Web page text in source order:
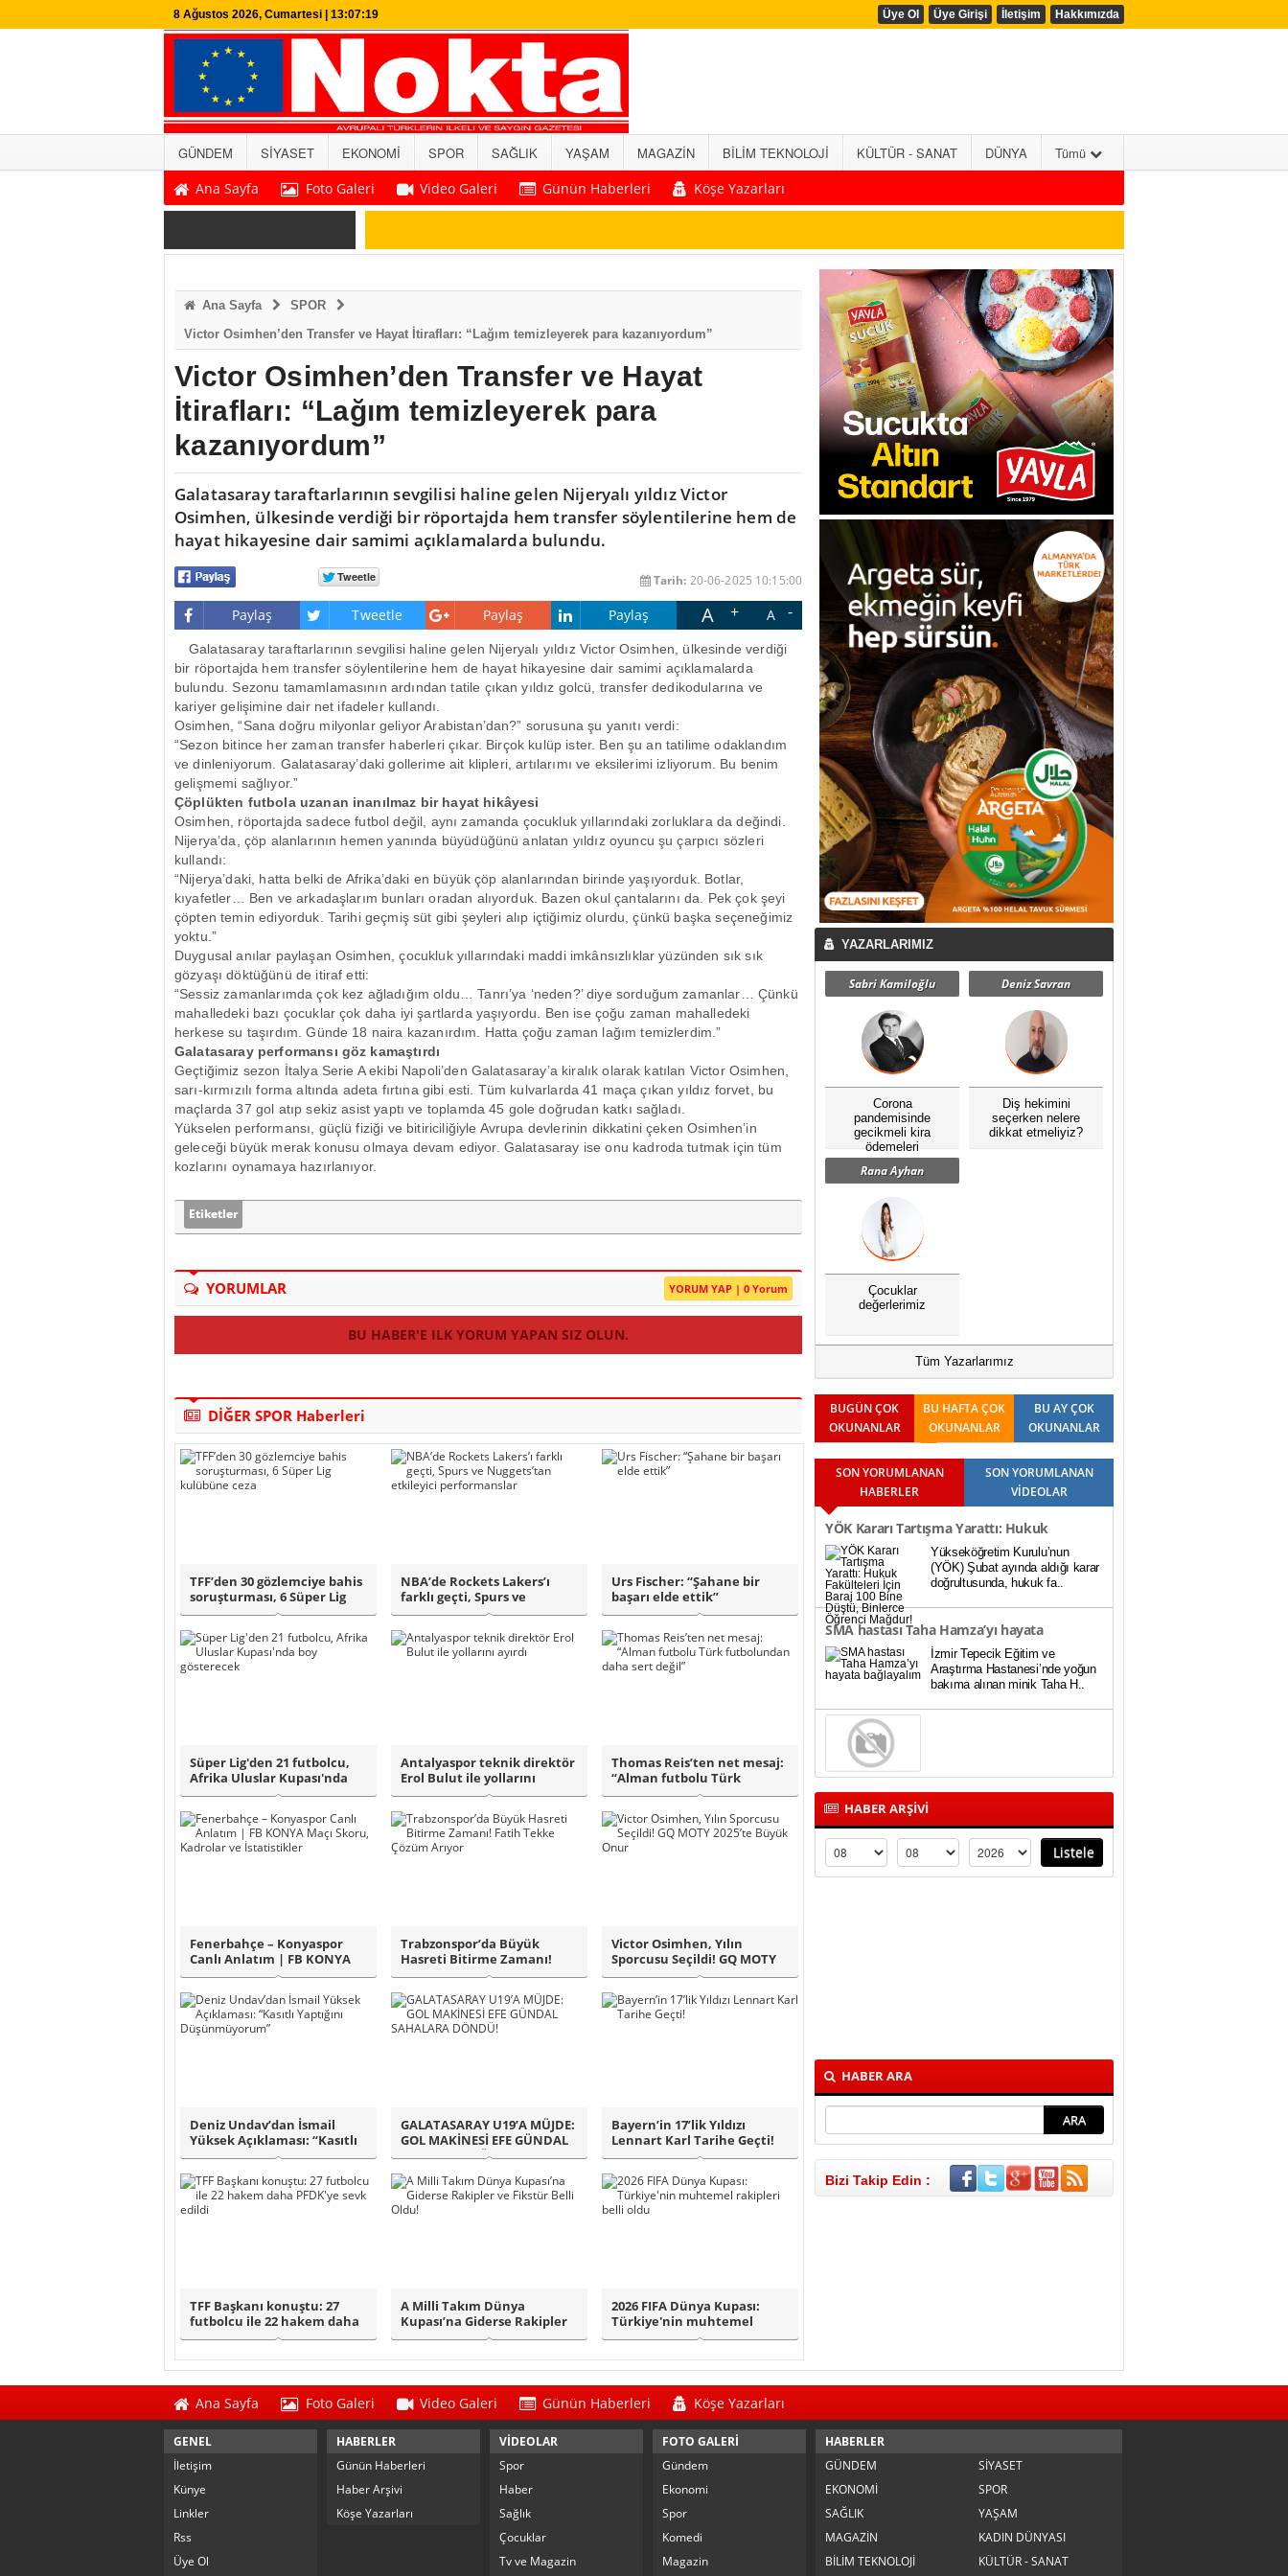
8 Ağustos 2026, Cumartesi | 13:07:20 Üye Ol Üye Girişi İletişim Hakkımızda
GÜNDEM SİYASET EKONOMİ SPOR SAĞLIK YAŞAM MAGAZİN BİLİM TEKNOLOJİ KÜLTÜR - SANAT DÜNYA
Tümü
Ana Sayfa
Foto Galeri Video Galeri Günün Haberleri Köşe Yazarları
Ana Sayfa
SPOR
Victor Osimhen’den Transfer ve Hayat İtirafları: “Lağım temizleyerek para kazanıyordum”
Victor Osimhen’den Transfer ve Hayat
İtirafları: “Lağım temizleyerek para
kazanıyordum”
Galatasaray taraftarlarının sevgilisi haline gelen Nijeryalı yıldız Victor
Osimhen, ülkesinde verdiği bir röportajda hem transfer söylentilerine hem de
hayat hikayesine dair samimi açıklamalarda bulundu.
Tarih: 20-06-2025 10:15:00
Paylaş Tweetle Paylaş Paylaş A A
Galatasaray taraftarlarının sevgilisi haline gelen Nijeryalı yıldız Victor Osimhen, ülkesinde verdiği
bir röportajda hem transfer söylentilerine hem de hayat hikayesine dair samimi açıklamalarda
bulundu. Sezonu tamamlamasının ardından tatile çıkan yıldız golcü, transfer dedikodularına ve
kariyer gelişimine dair net ifadeler kullandı.
Osimhen, “Sana doğru milyonlar geliyor Arabistan’dan?” sorusuna şu yanıtı verdi:
“Sezon bitince her zaman transfer haberleri çıkar. Birçok kulüp ister. Ben şu an tatilime odaklandım
ve dinleniyorum. Galatasaray’daki gollerime ait klipleri, artılarımı ve eksilerimi izliyorum. Bu benim
gelişmemi sağlıyor.”
Çöplükten futbola uzanan inanılmaz bir hayat hikâyesi
Osimhen, röportajda sadece futbol değil, aynı zamanda çocukluk yıllarındaki zorluklara da değindi.
Nijerya’da, çöp alanlarının hemen yanında büyüdüğünü anlatan yıldız oyuncu şu çarpıcı sözleri
kullandı:
“Nijerya’daki, hatta belki de Afrika’daki en büyük çöp alanlarından birinde yaşıyorduk. Botlar,
kıyafetler… Ben ve arkadaşlarım bunları oradan alıyorduk. Bazen okul çantalarını da. Pek çok şeyi
çöpten temin ediyorduk. Tarihi geçmiş süt gibi şeyleri alıp içtiğimiz olurdu, çünkü başka seçeneğimiz
yoktu.”
Duygusal anılar paylaşan Osimhen, çocukluk yıllarındaki maddi imkânsızlıklar yüzünden sık sık
gözyaşı döktüğünü de itiraf etti:
“Sessiz zamanlarımda çok kez ağladığım oldu… Tanrı’ya ‘neden?’ diye sorduğum zamanlar… Çünkü
mahalledeki bazı çocuklar çok daha iyi şartlarda yaşıyordu. Ben ise çoğu zaman mahalledeki
herkese su taşırdım. Günde 18 naira kazanırdım. Hatta çoğu zaman lağım temizlerdim.”
Galatasaray performansı göz kamaştırdı
Geçtiğimiz sezon İtalya Serie A ekibi Napoli’den Galatasaray’a kiralık olarak katılan Victor Osimhen,
sarı-kırmızılı forma altında adeta fırtına gibi esti. Tüm kulvarlarda 41 maça çıkan yıldız forvet, bu
maçlarda 37 gol atıp sekiz asist yaptı ve toplamda 45 gole doğrudan katkı sağladı.
Yükselen performansı, güçlü fiziği ve bitiriciliğiyle Avrupa devlerinin dikkatini çeken Osimhen’in
geleceği büyük merak konusu olmaya devam ediyor. Galatasaray ise onu kadroda tutmak için tüm
kozlarını oynamaya hazırlanıyor.
Etiketler
YORUMLAR YORUM YAP | 0 Yorum
BU HABER'E ILK YORUM YAPAN SIZ OLUN.
DİĞER SPOR Haberleri
TFF’den 30 gözlemciye bahis
soruşturması, 6 Süper Lig
kulübü..
NBA’de Rockets Lakers’ı
farklı geçti, Spurs ve
Nuggets’tan e..
Urs Fischer: “Şahane bir
başarı elde ettik”
Süper Lig'den 21 futbolcu,
Afrika Uluslar Kupası'nda
boy gös..
Antalyaspor teknik direktör
Erol Bulut ile yollarını
ayırdı..
Thomas Reis’ten net mesaj:
“Alman futbolu Türk
futbolundan d..
Fenerbahçe – Konyaspor
Canlı Anlatım | FB KONYA
Maçı Skoru, ..
Trabzonspor’da Büyük
Hasreti Bitirme Zamanı!
Fatih Tekke Çöz..
Victor Osimhen, Yılın
Sporcusu Seçildi! GQ MOTY
2025’te Büyü..
Deniz Undav’dan İsmail
Yüksek Açıklaması: “Kasıtlı
Yaptığını..
GALATASARAY U19’A MÜJDE:
GOL MAKİNESİ EFE GÜNDAL
SAHALARA DÖ..
Bayern’in 17’lik Yıldızı
Lennart Karl Tarihe Geçti!
TFF Başkanı konuştu: 27
futbolcu ile 22 hakem daha
PFDK'ye s..
A Milli Takım Dünya
Kupası’na Giderse Rakipler
ve Fikstür Be..
2026 FIFA Dünya Kupası:
Türkiye'nin muhtemel
rakipleri belli..
YAZARLARIMIZ
Sabri Kamiloğlu
Corona
pandemisinde
gecikmeli kira
ödemeleri
Deniz Savran
Diş hekimini
seçerken nelere
dikkat etmeliyiz?
Rana Ayhan
Çocuklar
değerlerimiz
Tüm Yazarlarımız
BUGÜN ÇOK
OKUNANLAR
BU HAFTA ÇOK
OKUNANLAR
BU AY ÇOK
OKUNANLAR
SON YORUMLANAN
HABERLER
SON YORUMLANAN
VİDEOLAR
YÖK Kararı Tartışma Yarattı: Hukuk
Fakülteleri İçin Baraj 100 Bine Düştü,
Binlerce Öğrenci Mağdur!
Yükseköğretim Kurulu’nun
(YÖK) Şubat ayında aldığı karar
doğrultusunda, hukuk fa..
SMA hastası Taha Hamza’yı hayata
bağlayalım
İzmir Tepecik Eğitim ve
Araştırma Hastanesi’nde yoğun
bakıma alınan minik Taha H..
HABER ARŞİVİ
HABER ARA
Bizi Takip Edin :
Ana Sayfa Foto Galeri Video Galeri Günün Haberleri Köşe Yazarları
GENEL
İletişim
Künye
Linkler
Rss
Üye Ol
HABERLER
Günün Haberleri
Haber Arşivi
Köşe Yazarları
VİDEOLAR
Spor
Haber
Sağlık
Çocuklar
Tv ve Magazin
FOTO GALERİ
Gündem
Ekonomi
Spor
Komedi
Magazin
HABERLER
GÜNDEM
SİYASET
EKONOMİ
SPOR
SAĞLIK
YAŞAM
MAGAZİN
KADIN DÜNYASI
BİLİM TEKNOLOJİ
KÜLTÜR - SANAT